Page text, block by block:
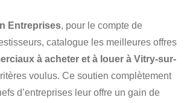
Entreprises, pour le compte de
catalogue les meilleures offres
à acheter et à louer à Vitry-sur-
voulus. Ce soutien complètement
d’entreprises leur offre un gain de